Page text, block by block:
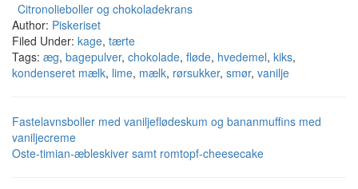
Citronolieboller og chokoladekrans
Author: Piskeriset
Filed Under: kage, tærte
Tags: æg, bagepulver, chokolade, fløde, hvedemel, kiks,
kondenseret mælk, lime, mælk, rørsukker, smør, vanilje
Fastelavnsboller med vaniljeflødeskum og bananmuffins med
vaniljecreme
Oste-timian-æbleskiver samt romtopf-cheesecake